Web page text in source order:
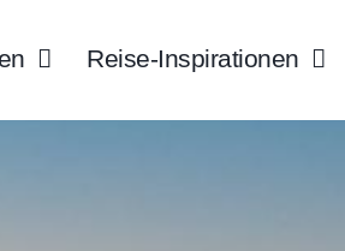
Reise-Inspirationen